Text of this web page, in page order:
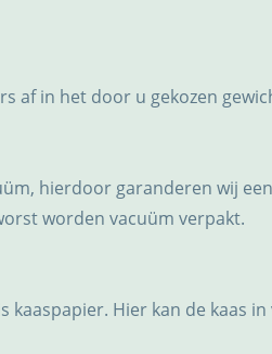
af in het door u gekozen
hierdoor garanderen wij
worden vacuüm verpakt.
kaaspapier. Hier kan de kaas